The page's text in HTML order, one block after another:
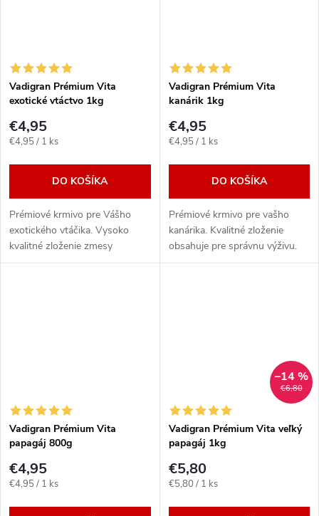
v
v
Vadigran Prémium Vita
exotické vtáctvo 1kg
€4,95
Jednotková
€4,95 / 1 ks
DO KOŠÍKA
Prémiové krmivo pre Vášho
exotického vtáčika. Vysoko
kvalitné zloženie zmesy
98%klíčivosti,čistota semien
Vadigran Prémium Vita
kanárik 1kg
€4,95
Jednotková
€4,95 / 1 ks
DO KOŠÍKA
Prémiové krmivo pre vašho
kanárika. Kvalitné zloženie
obsahuje pre správnu výživu.
Semienka v ideálnej zmesi. V
Vadigran Prémium Vita
papagáj 800g
€4,95
Jednotková
€4,95 / 1 ks
€6,80
–14 %
Vadigran Prémium Vita veľký
papagáj 1kg
€5,80
Jednotková
€5,80 / 1 ks